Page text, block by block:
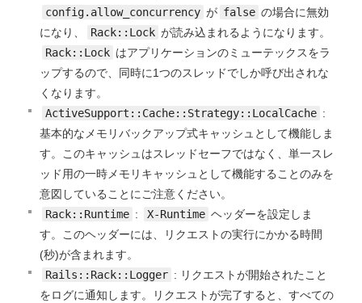
config.allow_concurrency が false の場合に無効
になり、
Rack::Lock が読み込まれるようになります。
Rack::Lock はアプリケーションのミューテックスをラ
ップするので、同時に1つのスレッドでしか呼び出されな
くなります。
ActiveSupport::Cache::Strategy::LocalCache :
基本的なメモリバックアップ式キャッシュとして機能しま
す。このキャッシュはスレッドセーフではなく、単一スレ
ッド用の一時メモリキャッシュとして機能することのみを
意図していることにご注意ください。
Rack::Runtime : X-Runtime ヘッダーを設定しま
す。このヘッダーには、リクエストの実行にかかる時間
(秒)が含まれます。
Rails::Rack::Logger : リクエストが開始されたこと
をログに通知します。リクエストが完了すると、すべての